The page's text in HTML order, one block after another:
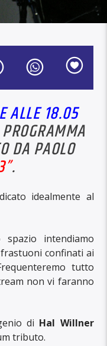
ALLE 18.05
DA PAOLO
.
idealmente al
intendiamo
confinati ai
tutto
non vi faranno
di Hal Willner
tributo.